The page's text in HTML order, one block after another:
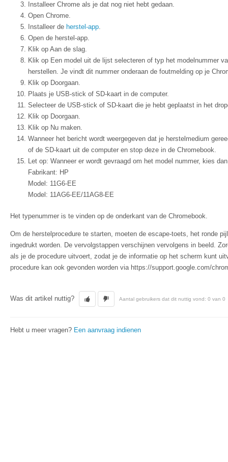
Installeer Chrome als je dat nog niet hebt gedaan.
Open Chrome.
Installeer de herstel-app.
Open de herstel-app.
Klik op Aan de slag.
Klik op Een model uit de lijst selecteren of typ het modelnummer
herstellen. Je vindt dit nummer onderaan de foutmelding op je
Klik op Doorgaan.
Plaats je USB-stick of SD-kaart in de computer.
Selecteer de USB-stick of SD-kaart die je hebt geplaatst in het
Klik op Doorgaan.
Klik op Nu maken.
Wanneer het bericht wordt weergegeven dat je herstelmedium
of de SD-kaart uit de computer en stop deze in de Chromebook.
Let op: Wanneer er wordt gevraagd om het model nummer, kies
Fabrikant: HP
Model: 11G6-EE
Model: 11AG6-EE/11AG8-EE
Het typenummer is te vinden op de onderkant van de Chromebook.
Om de herstelprocedure te starten, moeten de escape-toets, het ronde
ingedrukt worden. De vervolgstappen verschijnen vervolgens in beeld.
als je de procedure uitvoert, zodat je de informatie op het scherm kunt
procedure kan ook gevonden worden via https://support.google.com/
Was dit artikel nuttig? Aantal gebruikers dat dit nuttig vond: 0 van 0
Hebt u meer vragen? Een aanvraag indienen